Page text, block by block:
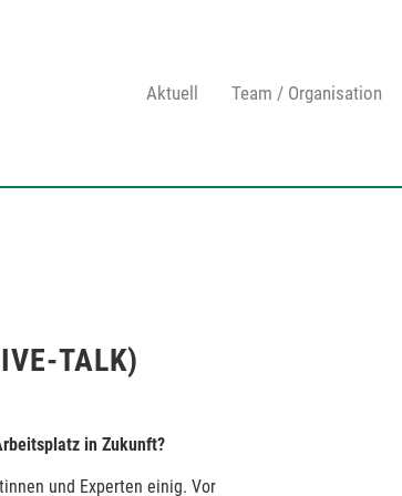
Aktuell Team / Organisation
TALK)
in Zukunft?
und Experten einig. Vor